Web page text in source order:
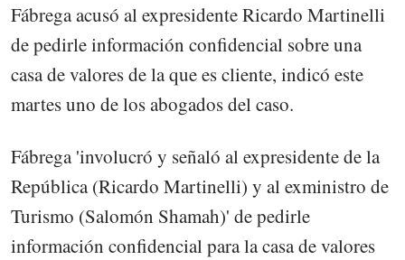
Fábrega acusó al expresidente Ricardo Martinelli
de pedirle información confidencial sobre una
casa de valores de la que es cliente, indicó este
martes uno de los abogados del caso.
Fábrega 'involucró y señaló al expresidente de la
República (Ricardo Martinelli) y al exministro de
Turismo (Salomón Shamah)' de pedirle
información confidencial para la casa de valores